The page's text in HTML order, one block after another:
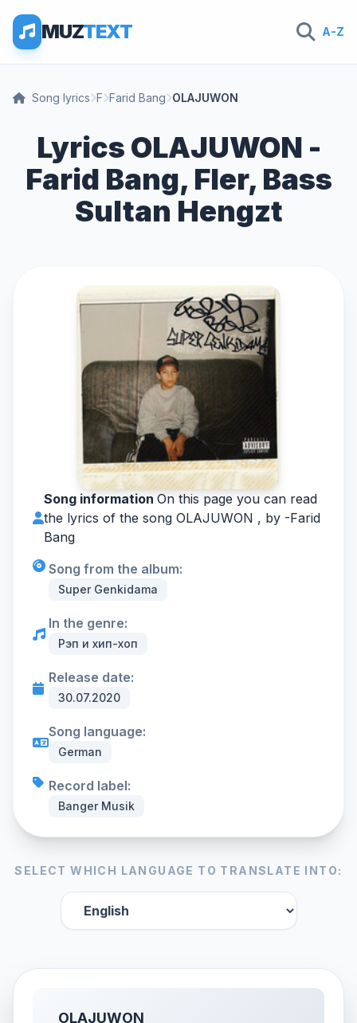
MUZTEXT A-Z
Song lyrics F Farid Bang OLAJUWON
Lyrics OLAJUWON -
Farid Bang, Fler, Bass
Sultan Hengzt
Song information On this page you can read
the lyrics of the song OLAJUWON , by -Farid
Bang
Song from the album:
Super Genkidama
In the genre:
Рэп и хип-хоп
Release date:
30.07.2020
Song language:
German
Record label:
Banger Musik
SELECT WHICH LANGUAGE TO TRANSLATE INTO:
OLAJUWON